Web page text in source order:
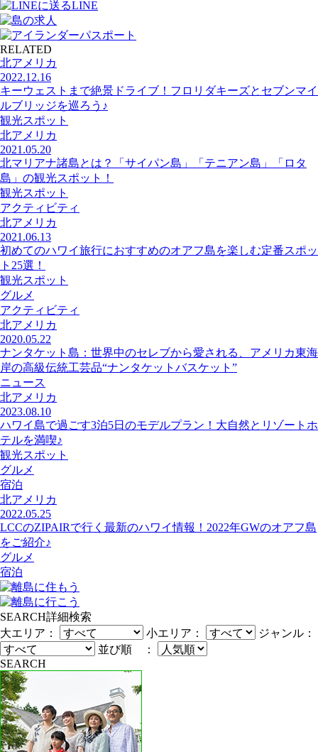
LINE
RELATED
北アメリカ
2022.12.16
キーウェストまで絶景ドライブ！フロリダキーズとセブンマイ
ルブリッジを巡ろう♪
観光スポット
北アメリカ
2021.05.20
北マリアナ諸島とは？「サイパン島」「テニアン島」「ロタ
島」の観光スポット！
観光スポット
アクティビティ
北アメリカ
2021.06.13
初めてのハワイ旅行におすすめのオアフ島を楽しむ定番スポッ
ト25選！
観光スポット
グルメ
アクティビティ
北アメリカ
2020.05.22
ナンタケット島：世界中のセレブから愛される、アメリカ東海
岸の高級伝統工芸品“ナンタケットバスケット”
ニュース
北アメリカ
2023.08.10
ハワイ島で過ごす3泊5日のモデルプラン！大自然とリゾートホ
テルを満喫♪
観光スポット
グルメ
宿泊
北アメリカ
2022.05.25
LCCのZIPAIRで行く最新のハワイ情報！2022年GWのオアフ島
をご紹介♪
グルメ
宿泊
SEARCH詳細検索
大エリア：
小エリア：
ジャンル：
並び順 ：
SEARCH